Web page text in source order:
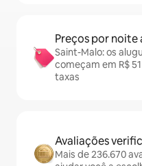
Preços por noite
Saint-Malo: os
começam em R$
taxas
Avaliações
Mais de 236.670